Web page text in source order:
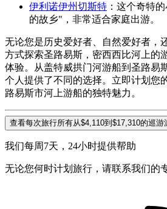
伊利诺伊州切斯特 ：这个奇特
的故乡"，非常适合家庭出游。
无论您是历史爱好者、自然爱好者，
方式探索圣路易斯，密西西比河上的
体验。从盖特威拱门河游船到圣路易
个人提供了不同的选择。立即计划您
路易斯市河上游船的独特魅力。
查看每次旅行所有从$4,110到$17,310的巡游
我们每周7天，24小时提供帮助
无论您何时计划旅行，请联系我们的